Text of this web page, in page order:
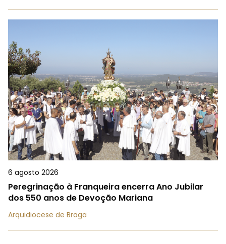
6 agosto 2026
Peregrinação à Franqueira encerra Ano Jubilar
dos 550 anos de Devoção Mariana
Arquidiocese de Braga